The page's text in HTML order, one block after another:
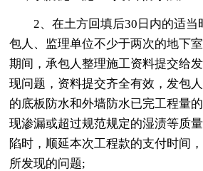
2、在土方回填后30日内的适当
包人、监理单位不少于两次的地下
期间，承包人整理施工资料提交给
现问题，资料提交齐全有效，发包
的底板防水和外墙防水已完工程量
现渗漏或超过规范规定的湿渍等质
陷时，顺延本次工程款的支付时间
所发现的问题;